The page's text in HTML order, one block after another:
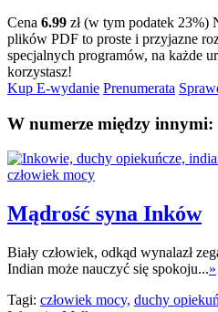
Cena 6.99 zł (w tym podatek 23%)
plików PDF to proste i przyjazne
specjalnych programów, na każde
korzystasz!
Kup E-wydanie Prenumerata
W numerze między innymi:
Mądrość syna Inków
Biały człowiek, odkąd wynalazł
Indian może nauczyć się spokoju...»
Tagi: człowiek mocy, duchy